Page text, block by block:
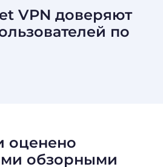
VPN доверяют
по
оценено
обзорными